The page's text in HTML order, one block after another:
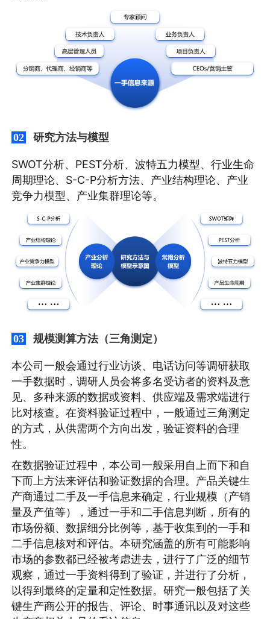
02 研究方法与模型
SWOT分析、PEST分析、波特五力模型、行业生命
周期理论、S-C-P分析方法、产业结构理论、产业
竞争力模型、产业集群理论等。
03 规模测算方法（三角测定）
本公司一般会通过行业访谈、电话访问等调研获取
一手数据时，调研人员会将多名受访者的资料及意
见、多种来源的数据或资料、供应端及需求端进行
比对核查。在资料验证过程中，一般通过三角测定
的方式，从供需两个方向出发，验证资料的合理
性。
在数据验证过程中，本公司一般采用自上而下和自
下而上方法来评估和验证数据的合理。产品关键生
产商通过二手及一手信息来确定，行业规模（产销
量及产值等），通过一手和二手信息判断，所有的
市场份额、数据细分比例等，基于收集到的一手和
二手信息核对和评估。本研究涵盖的所有可能影响
市场的参数都已经被考虑进去，进行了广泛的细节
观察，通过一手资料得到了验证，并进行了分析，
以得到最终的定量和定性数据。研究一般包括了关
键生产商公开的报告、评论、时事通讯以及对这些